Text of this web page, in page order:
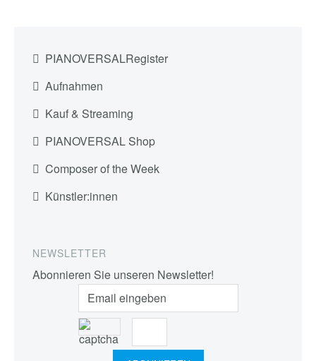
PIANOVERSALRegister
Aufnahmen
Kauf & Streaming
PIANOVERSAL Shop
Composer of the Week
Künstler:innen
NEWSLETTER
Abonnieren Sie unseren Newsletter!